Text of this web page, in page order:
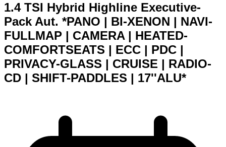
1.4 TSI Hybrid Highline Executive-
Pack Aut. *PANO | BI-XENON | NAVI-
FULLMAP | CAMERA | HEATED-
COMFORTSEATS | ECC | PDC |
PRIVACY-GLASS | CRUISE | RADIO-
CD | SHIFT-PADDLES | 17''ALU*